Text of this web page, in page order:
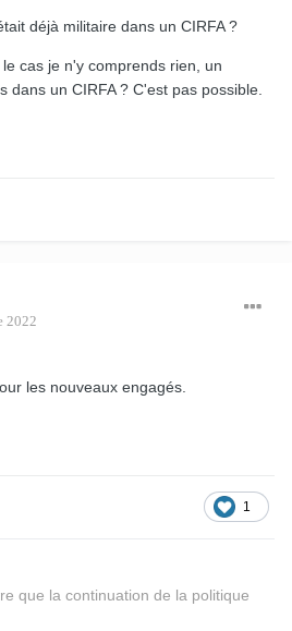
déjà militaire dans un CIRFA ?
cas je n'y comprends rien, un
dans un CIRFA ? C'est pas possible.
2022
les nouveaux engagés.
1
que la continuation de la politique